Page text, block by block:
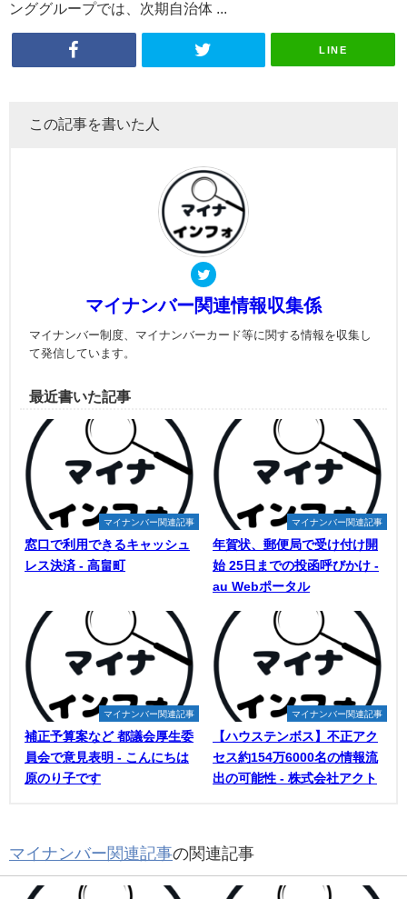
ンググループでは、次期自治体 ...
LINE
この記事を書いた人
マイナンバー関連情報収集係
マイナンバー制度、マイナンバーカード等に関する情報を収集し
て発信しています。
最近書いた記事
マイナンバー関連記事
窓口で利用できるキャッシュ
レス決済 - 高畠町
マイナンバー関連記事
年賀状、郵便局で受け付け開
始 25日までの投函呼びかけ -
au Webポータル
マイナンバー関連記事
補正予算案など 都議会厚生委
員会で意見表明 - こんにちは
原のり子です
マイナンバー関連記事
【ハウステンボス】不正アク
セス約154万6000名の情報流
出の可能性 - 株式会社アクト
マイナンバー関連記事の関連記事